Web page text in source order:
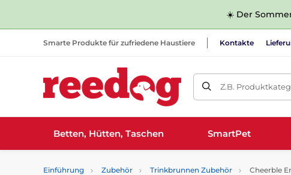
☀️ Der
Smarte Produkte für zufriedene Haustiere Kontakte
Z.B.
Betten, Hütten, Taschen SmartPet
Einführung Zubehör Trinkbrunnen Zubehör Cheerble